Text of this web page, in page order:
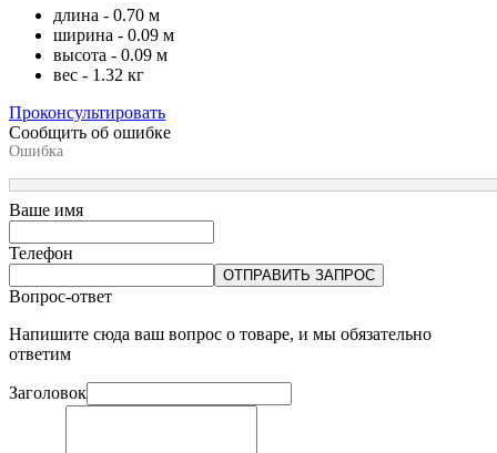
длина - 0.70 м
ширина - 0.09 м
высота - 0.09 м
вес - 1.32 кг
Проконсультировать
Сообщить об ошибке
Ошибка
Ваше имя
Телефон
ОТПРАВИТЬ ЗАПРОС
Вопрос-ответ
Напишите сюда ваш вопрос о товаре, и мы обязательно
ответим
Заголовок